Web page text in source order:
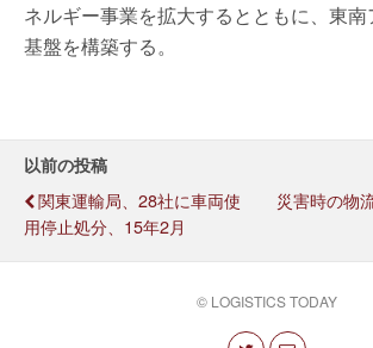
ネルギー事業を拡大するとともに、東
基盤を構築する。
以前の投稿
関東運輸局、28社に車両使
用停止処分、15年2月
災害時の物
© LOGISTICS TODAY